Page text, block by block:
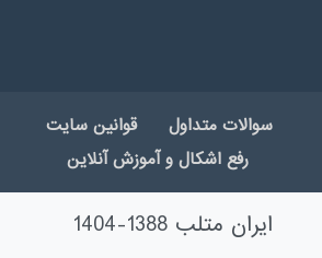
سوالات متداول
قوانین سایت
رفع اشکال و آموزش آنلاین
ایران متلب 1388-1404